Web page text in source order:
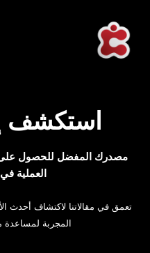
استكشف
مصدرك المفضل للحصول على
العملية
تعمق في مقالاتنا لاكتشاف أحدث
المجربة لمساعدة